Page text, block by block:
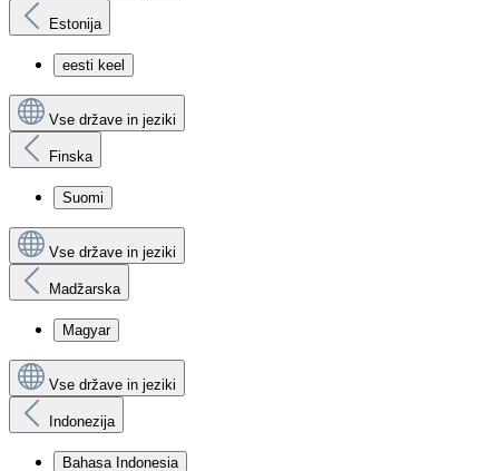
Estonija
eesti keel
Vse države in jeziki
Finska
Suomi
Vse države in jeziki
Madžarska
Magyar
Vse države in jeziki
Indonezija
Bahasa Indonesia